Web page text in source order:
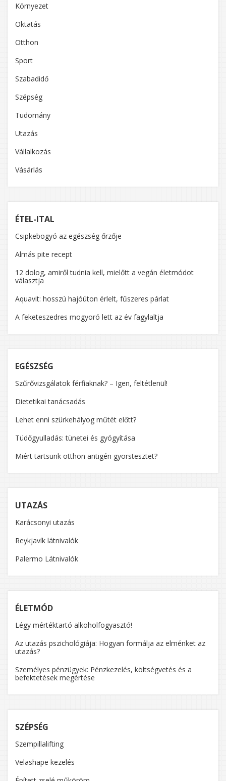
Környezet
Oktatás
Otthon
Sport
Szabadidő
Szépség
Tudomány
Utazás
Vállalkozás
Vásárlás
ÉTEL-ITAL
Csipkebogyó az egészség őrzője
Almás pite recept
12 dolog, amiről tudnia kell, mielőtt a vegán életmódot
választja
Aquavit: hosszú hajóúton érlelt, fűszeres párlat
A feketeszedres mogyoró lett az év fagylaltja
EGÉSZSÉG
Szűrővizsgálatok férfiaknak? – Igen, feltétlenül!
Dietetikai tanácsadás
Lehet enni szürkehályog műtét előtt?
Tüdőgyulladás: tünetei és gyógyítása
Miért tartsunk otthon antigén gyorstesztet?
UTAZÁS
Karácsonyi utazás
Reykjavík látnivalók
Palermo Látnivalók
ÉLETMÓD
Légy mértéktartó alkoholfogyasztó!
Az utazás pszichológiája: Hogyan formálja az elménket az
utazás?
Személyes pénzügyek: Pénzkezelés, költségvetés és a
befektetések megértése
SZÉPSÉG
Szempillalifting
Velashape kezelés